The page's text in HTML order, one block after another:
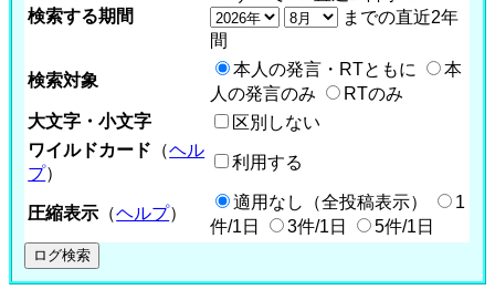
検索する期間
までの直近2年
間
検索対象
本人の発言・RTともに
本
人の発言のみ
RTのみ
大文字・小文字
区別しない
ワイルドカード （ヘル
プ）
利用する
圧縮表示 （ヘルプ）
適用なし（全投稿表示）
1
件/1日
3件/1日 5件/1日